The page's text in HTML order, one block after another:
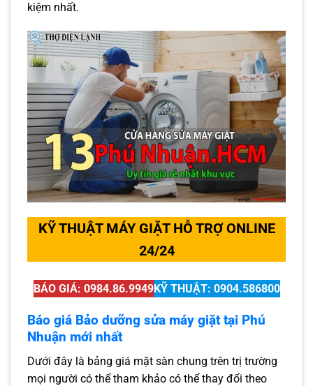
kiệm nhất.
KỸ THUẬT MÁY GIẶT HỖ TRỢ ONLINE
24/24
BÁO GIÁ: 0984.86.9949KỸ THUẬT: 0904.586800
Báo giá Bảo dưỡng sửa máy giặt tại Phú
Nhuận mới nhất
Dưới đây là bảng giá mặt sàn chung trên trị trường
mọi người có thể tham khảo có thể thay đổi theo